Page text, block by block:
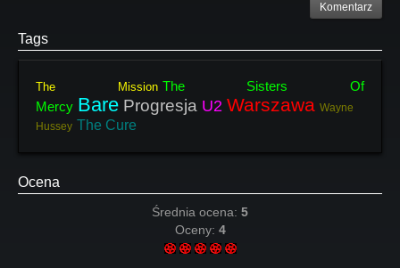
Komentarz
Tags
The Mission The Sisters Of
Mercy Bare Progresja U2 Warszawa Wayne
Hussey The Cure
Ocena
Średnia ocena: 5
Oceny: 4